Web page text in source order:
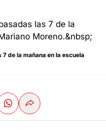
de la mañana en la escuela